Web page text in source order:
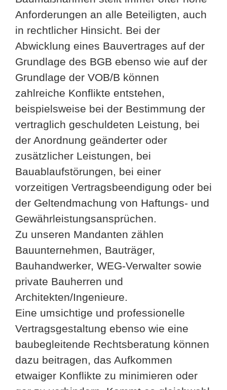
Anforderungen an alle Beteiligten, auch
in rechtlicher Hinsicht. Bei der
Abwicklung eines Bauvertrages auf der
Grundlage des BGB ebenso wie auf der
Grundlage der VOB/B können
zahlreiche Konflikte entstehen,
beispielsweise bei der Bestimmung der
vertraglich geschuldeten Leistung, bei
der Anordnung geänderter oder
zusätzlicher Leistungen, bei
Bauablaufstörungen, bei einer
vorzeitigen Vertragsbeendigung oder bei
der Geltendmachung von Haftungs- und
Gewährleistungsansprüchen.
Zu unseren Mandanten zählen
Bauunternehmen, Bauträger,
Bauhandwerker, WEG-Verwalter sowie
private Bauherren und
Architekten/Ingenieure.
Eine umsichtige und professionelle
Vertragsgestaltung ebenso wie eine
baubegleitende Rechtsberatung können
dazu beitragen, das Aufkommen
etwaiger Konflikte zu minimieren oder